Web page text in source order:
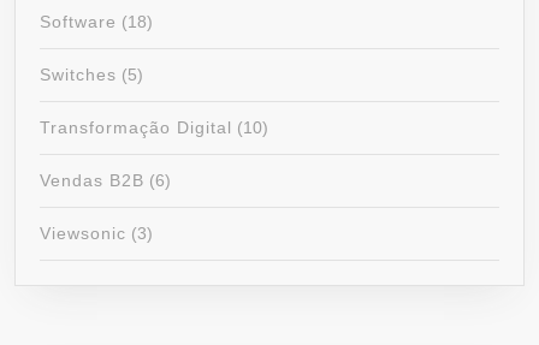
Software (18)
Switches (5)
Transformação Digital (10)
Vendas B2B (6)
Viewsonic (3)